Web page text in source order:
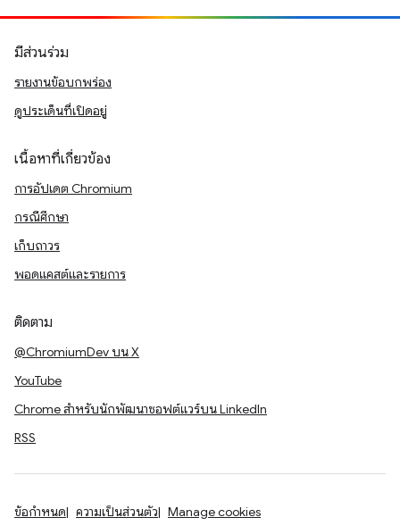
มีส่วนร่วม
รายงานข้อบกพร่อง
ดูประเด็นที่เปิดอยู่
เนื้อหาที่เกี่ยวข้อง
การอัปเดต Chromium
กรณีศึกษา
เก็บถาวร
พอดแคสต์และรายการ
ติดตาม
@ChromiumDev บน X
YouTube
Chrome สำหรับนักพัฒนาซอฟต์แวร์บน LinkedIn
RSS
ข้อกำหนด ความเป็นส่วนตัว Manage cookies